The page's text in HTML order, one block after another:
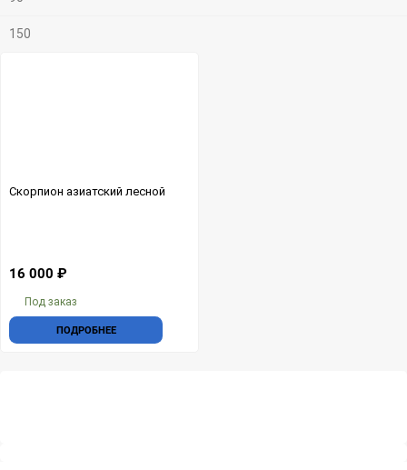
150
Скорпион азиатский лесной
16 000 ₽
Под заказ
ПОДРОБНЕЕ